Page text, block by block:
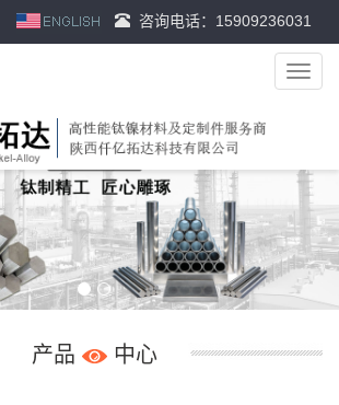
咨询电话：15909236031
导
航
产品 中心